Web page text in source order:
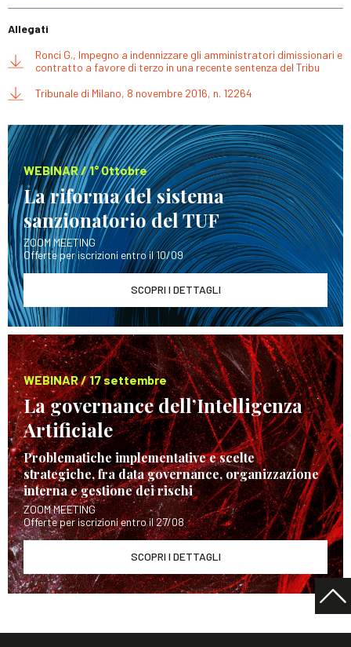
Allegati
Ronci G., Impegno a indennizzare gli amministratori dimissionari e
contratto a favore di terzo in una recente sentenza del Tribu
Tribunale di Milano, 8 novembre 2016, n. 12264
WEBINAR / 1° Ottobre
La riforma del sistema
sanzionatorio del TUF
ZOOM MEETING
Offerte per iscrizioni entro il 10/09
SCOPRI I DETTAGLI
WEBINAR / 17 settembre
La governance dell’Intelligenza
Artificiale
Problematiche implementative e scelte
strategiche, fra data governance, organizzazione
interna e gestione dei rischi
ZOOM MEETING
Offerte per iscrizioni entro il 27/08
SCOPRI I DETTAGLI